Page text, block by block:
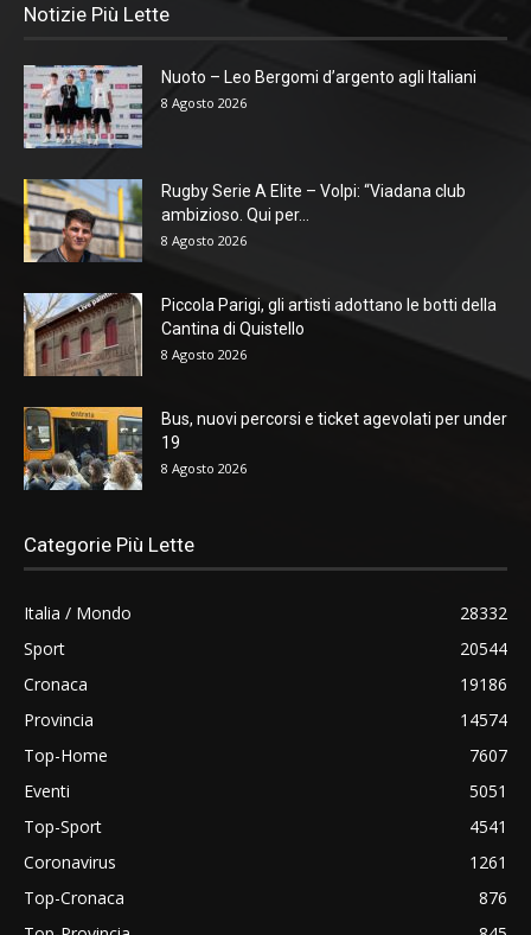
Notizie Più Lette
Nuoto – Leo Bergomi d’argento agli Italiani
8 Agosto 2026
Rugby Serie A Elite – Volpi: “Viadana club
ambizioso. Qui per...
8 Agosto 2026
Piccola Parigi, gli artisti adottano le botti della
Cantina di Quistello
8 Agosto 2026
Bus, nuovi percorsi e ticket agevolati per under
19
8 Agosto 2026
Categorie Più Lette
Italia / Mondo
28332
Sport
20544
Cronaca
19186
Provincia
14574
Top-Home
7607
Eventi
5051
Top-Sport
4541
Coronavirus
1261
Top-Cronaca
876